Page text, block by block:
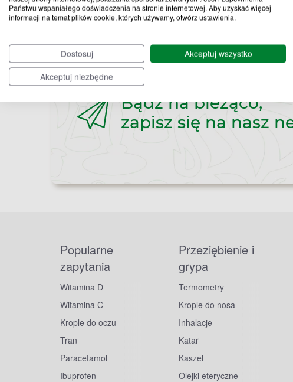
Państwu wspaniałego doświadczenia na stronie internetowej. Aby uzyskać więcej
informacji na temat plików cookie, których używamy, otwórz ustawienia.
Dostosuj
Akceptuj wszystko
Akceptuj niezbędne
Bądź na bieżąco,
zapisz się na nasz
Popularne
zapytania
Witamina D
Witamina C
Krople do oczu
Tran
Paracetamol
Ibuprofen
Przeziębienie i
grypa
Termometry
Krople do nosa
Inhalacje
Katar
Kaszel
Olejki eteryczne